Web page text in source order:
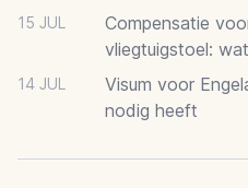
15 JUL
Compensatie
vliegtuigstoel:
14 JUL
Visum voor
nodig heeft